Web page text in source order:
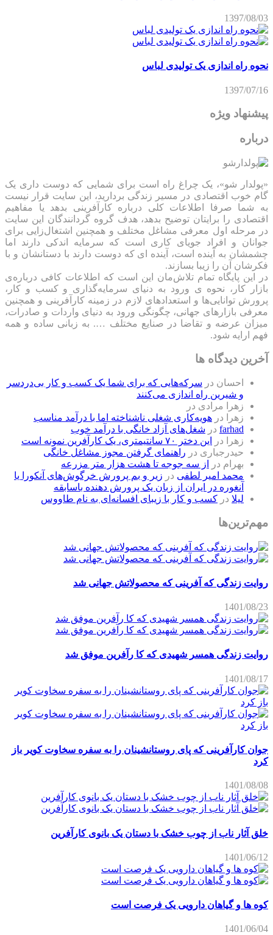
1397/08/03
نحوه راه اندازی یک تولیدی لباس
1397/07/16
پیشنهاد ویژه
درباره
«پولدار شو»، یک چراغ راه است برای شمایی که دوست داری یک
گام خوب اقتصادی در مسیر زندگی بردارید، این سایت قرار نیست
به شما صرفا اطلاعات کلی درباره کارآفرینی بدهد یا مفاهیم
اقتصادی را برایتان توضیح بدهد، هدف گروه گردانندگان این سایت
در مرحله اول معرفی مشاغل مختلف و همچنین اشتغال‌زایی برای
جوانان و افراد جویای کاری است که سرمایه اندکی دارند اما
چشمشان به آینده است، آینده ای که دوست دارند با دستانشان و با
فکرشان آن را زیبا بسازند.
در این پایگاه تمام تلاش‌مان این است که ‌اطلاعات کافی درباره‌ی
بازار کار، نحوه ی ورود به دنیای سرمایه‌گذاری و کسب و کار،
پرورش توانایی‌ها و استعدادهای لازم در زمینه کارآفرینی و همچنین
معرفی بازارهای جهانی، چگونگی ورود به دنیای واردات و صادرات،
میزان عرضه و تقاضا در صنایع مختلف …. به زبانی ساده و همه
فهم ارایه شود.
آخرین دیدگاه ها
احسان در سرکه‌هایی که برای شما یک کسب و کار بی‌دردسر
و شیرین راه اندازی می‌کنند
زهرا مرادی در
زهرا
در هویه‌کاری شغلی ناشناخته اما با درآمد مناسب
farhad در شغل‌های آزاد خانگی با درآمد خوب
زهرا
در
این دختر ۷۰ سانتیمتری، یک کارآفرین نمونه است
حیدرجباری در راهنمای گرفتن مجوز مشاغل خانگی
بهرام در
از سه جوجه تا هشت هزار متر مزرعه
محمد امیر لطفی در زیر و بم پرورش خرگوش‌های آنکورا یا
آنغوره در ایران از زبان یک پرورش دهنده باسابقه
لیلا در کسب و کار با زیبای افسانه‌ای به نام طاووس
مهم‌ترین‌ها
روایت زندگی که آفرینی که محصولاتش جهانی شد
1401/08/23
روایت زندگی همسر شهیدی که کا رآفرین موفق شد
1401/08/17
جوان کارآفرینی که پای روستانشینان را به سفره سخاوت کویر باز
کرد
1401/08/08
خلق آثار ناب از چوب خشک با دستان یک بانوی کارآفرین
1401/06/12
کوه ها و گیاهان دارویی یک فرصت است
1401/06/04